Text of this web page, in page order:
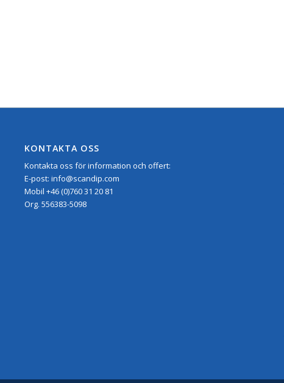
KONTAKTA OSS
Kontakta oss för information och offert:
E-post: info@scandip.com
Mobil +46 (0)760 31 20 81
Org. 556383-5098